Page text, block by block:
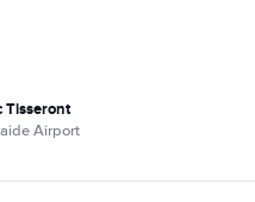
Tisseront
Airport